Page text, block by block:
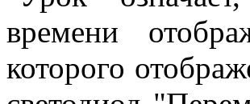
времени
которого